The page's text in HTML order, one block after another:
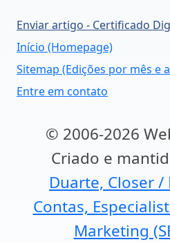
Enviar artigo - Certificado
Início (Homepage)
Sitemap (Edições por mês e
Entre em contato
© 2006-2026
Criado e
Duarte, Closer /
Contas,
Marketing